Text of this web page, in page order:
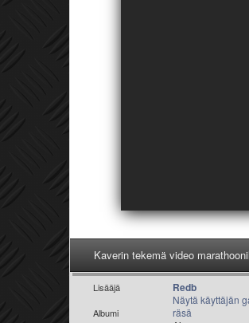
Kaverin tekemä video
Lisääjä Redb
Näytä käyttäjän
Albumi räsä